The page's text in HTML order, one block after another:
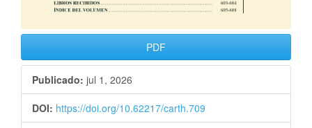
PDF
Publicado: jul 1, 2026
DOI: https://doi.org/10.62217/carth.709